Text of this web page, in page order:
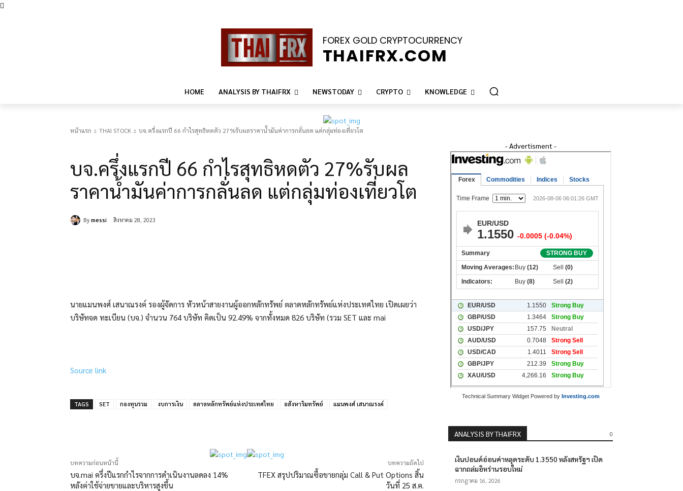
FOREX GOLD CRYPTOCURRENCY
THAIFRX.COM
HOME ANALYSIS BY THAIFRX NEWSTODAY CRYPTO KNOWLEDGE
หน้าแรก THAI STOCK บจ.ครึ่งแรกปี 66 กำไรสุทธิหดตัว 27%รับผลราคาน้ำมันค่าการกลั่นลด แต่กลุ่มท่องเที่ยวโต
บจ.ครึ่งแรกปี 66 กำไรสุทธิหดตัว 27%รับผล
ราคาน้ำมันค่าการกลั่นลด แต่กลุ่มท่องเที่ยวโต
By messi สิงหาคม 28, 2023
นายแมนพงศ์ เสนาณรงค์ รองผู้จัดการ หัวหน้าสายงานผู้ออกหลักทรัพย์ ตลาดหลักทรัพย์แห่งประเทศไทย เปิดเผยว่า
บริษัทจด ทะเบียน (บจ.) จำนวน 764 บริษัท คิดเป็น 92.49% จากทั้งหมด 826 บริษัท (รวม SET และ mai
Source link
TAGS SET กองทุนรวม งบการเงิน ตลาดหลักทรัพย์แห่งประเทศไทย อสังหาริมทรัพย์ แมนพงศ์ เสนาณรงค์
บทความก่อนหน้านี้
บจ.mai ครึ่งปีแรกกำไรจากการดำเนินงานลดลง 14%
หลังค่าใช้จ่ายขายและบริหารสูงขึ้น
บทความถัดไป
TFEX สรุปปริมาณซื้อขายกลุ่ม Call & Put Options สิ้น
วันที่ 25 ส.ค.
- Advertisment -
Technical Summary Widget Powered by Investing.com
0
ANALYSIS BY THAIFRX
เงินปอนด์อ่อนค่าหลุดระดับ 1.3550 หลังสหรัฐฯ เปิด
ฉากถล่มอิหร่านรอบใหม่
กรกฎาคม 16, 2026